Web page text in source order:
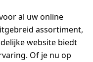
al uw online
assortiment,
website biedt
Of je nu op